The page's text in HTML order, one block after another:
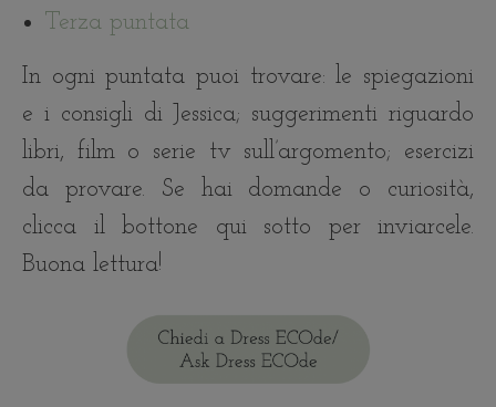
Terza puntata
In ogni puntata puoi trovare: le spiegazioni
e i consigli di Jessica; suggerimenti riguardo
libri, film o serie tv sull’argomento; esercizi
da provare. Se hai domande o curiosità,
clicca il bottone qui sotto per inviarcele.
Buona lettura!